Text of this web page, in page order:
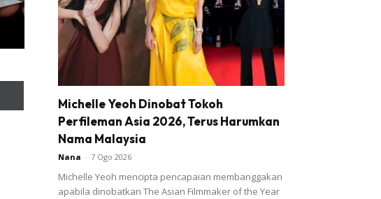
Michelle Yeoh Dinobat Tokoh
Perfileman Asia 2026, Terus Harumkan
Nama Malaysia
Nana - 7 Ogo 2026
Michelle Yeoh mencipta pencapaian membanggakan
apabila dinobatkan The Asian Filmmaker of the Year